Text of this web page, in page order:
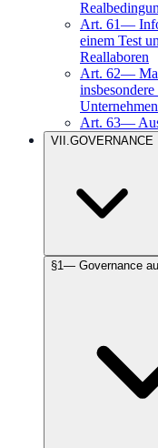
Art. 61—
einem Test
Reallaboren
Art. 62—
Unternehmen
Art. 63—
VII .GOVERNANCE
§1— Governance